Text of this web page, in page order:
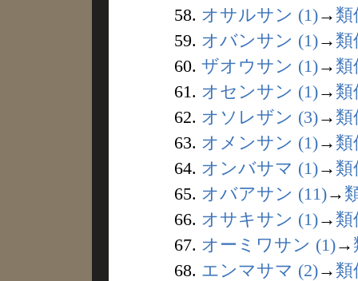
58. オサルサン (1)→ 類
59. オバンサン (1)→ 類
60. ザオウサン (1)→ 類
61. オセンサン (1)→ 類
62. オソレザン (3)→ 類
63. オメンサン (1)→ 類
64. オンバサマ (1)→ 類
65. オバアサン (11)→
66. オサキサン (1)→ 類
67. オーミワサン (1)→
68. エンマサマ (2)→ 類